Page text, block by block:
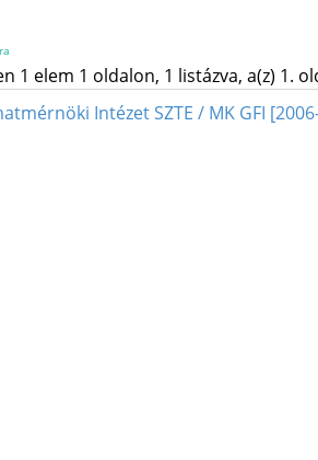
1 elem 1 oldalon, 1 listázva, a(z) 1.
Intézet SZTE / MK GFI